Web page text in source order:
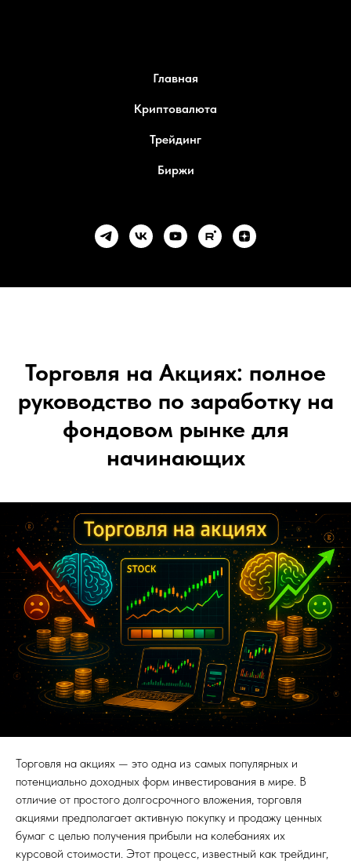
Главная
Криптовалюта
Трейдинг
Биржи
Торговля на Акциях: полное
руководство по заработку на
фондовом рынке для
начинающих
Торговля на акциях — это одна из самых популярных и
потенциально доходных форм инвестирования в мире. В
отличие от простого долгосрочного вложения, торговля
акциями предполагает активную покупку и продажу ценных
бумаг с целью получения прибыли на колебаниях их
курсовой стоимости. Этот процесс, известный как трейдинг,